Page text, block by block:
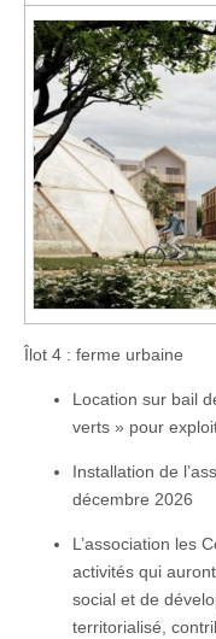
Îlot 4 : ferme urbaine​
Location sur bail
verts » pour
Installation de
décembre 2026​
L’association les
activités qui
social et de
territorialisé,